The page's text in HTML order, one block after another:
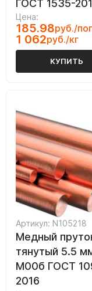
ГОСТ 1535-
Цена:
185.98руб./
1 062руб./кг
КУПИТЬ
Артикул: N105218
Медный
тянутый 5.5
М00б ГОСТ
2016